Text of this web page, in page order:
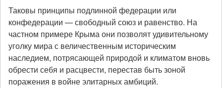
Таковы принципы подлинной федерации или
конфедерации — свободный союз и равенство. На
частном примере Крыма они позволят удивительному
уголку мира с величественным историческим
наследием, потрясающей природой и климатом вновь
обрести себя и расцвести, перестав быть зоной
поражения в войне элитарных амбиций.